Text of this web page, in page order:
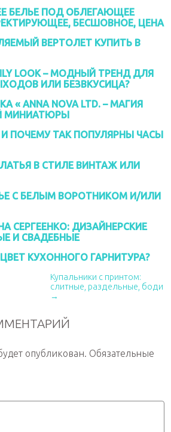
БЕЛЬЕ ПОД ОБЛЕГАЮЩЕЕ
БЕСШОВНОЕ, ЦЕНА
ВЕРТОЛЕТ КУПИТЬ В
LOOK – МОДНЫЙ ТРЕНД ДЛЯ
ИЛИ БЕЗВКУСИЦА?
« ANNA NOVA LTD. – МАГИЯ
МИНИАТЮРЫ
ПОЧЕМУ ТАК ПОПУЛЯРНЫ ЧАСЫ
В СТИЛЕ ВИНТАЖ ИЛИ
С БЕЛЫМ ВОРОТНИКОМ И/ИЛИ
СЕРГЕЕНКО: ДИЗАЙНЕРСКИЕ
И СВАДЕБНЫЕ
КУХОННОГО ГАРНИТУРА?
Купальники с принтом:
слитные, раздельные, боди
→
опубликован. Обязательные